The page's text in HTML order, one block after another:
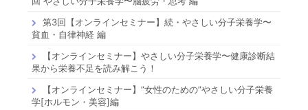
第3回【オンラインセミナー】続・やさしい分子栄養学〜
貧血・自律神経 編
【オンラインセミナー】やさしい分子栄養学〜健康診断結
果から栄養不足を読み解こう！
【オンラインセミナー】”女性のための”やさしい分子栄養
学[ホルモン・美容]編